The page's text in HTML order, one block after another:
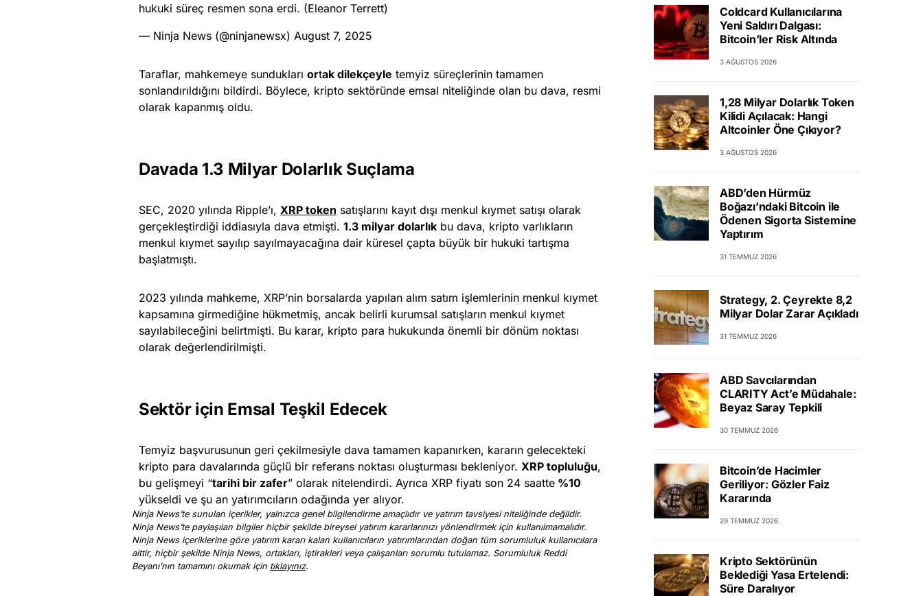
hukuki süreç resmen sona erdi. (Eleanor Terrett)
— Ninja News (@ninjanewsx) August 7, 2025
Taraflar, mahkemeye sundukları ortak dilekçeyle temyiz süreçlerinin tamamen
sonlandırıldığını bildirdi. Böylece, kripto sektöründe emsal niteliğinde olan bu dava, resmi
olarak kapanmış oldu.
Davada 1.3 Milyar Dolarlık Suçlama
SEC, 2020 yılında Ripple’ı, XRP token satışlarını kayıt dışı menkul kıymet satışı olarak
gerçekleştirdiği iddiasıyla dava etmişti. 1.3 milyar dolarlık bu dava, kripto varlıkların
menkul kıymet sayılıp sayılmayacağına dair küresel çapta büyük bir hukuki tartışma
başlatmıştı.
2023 yılında mahkeme, XRP’nin borsalarda yapılan alım satım işlemlerinin menkul kıymet
kapsamına girmediğine hükmetmiş, ancak belirli kurumsal satışların menkul kıymet
sayılabileceğini belirtmişti. Bu karar, kripto para hukukunda önemli bir dönüm noktası
olarak değerlendirilmişti.
Sektör için Emsal Teşkil Edecek
Temyiz başvurusunun geri çekilmesiyle dava tamamen kapanırken, kararın gelecekteki
kripto para davalarında güçlü bir referans noktası oluşturması bekleniyor. XRP topluluğu,
bu gelişmeyi “tarihi bir zafer” olarak nitelendirdi. Ayrıca XRP fiyatı son 24 saatte %10
yükseldi ve şu an yatırımcıların odağında yer alıyor.
Ninja News’te sunulan içerikler, yalnızca genel bilgilendirme amaçlıdır ve yatırım tavsiyesi niteliğinde değildir.
Ninja News’te paylaşılan bilgiler hiçbir şekilde bireysel yatırım kararlarınızı yönlendirmek için kullanılmamalıdır.
Ninja News içeriklerine göre yatırım kararı kalan kullanıcıların yatırımlarından doğan tüm sorumluluk kullanıcılara
aittir, hiçbir şekilde Ninja News, ortakları, iştirakleri veya çalışanları sorumlu tutulamaz. Sorumluluk Reddi
Beyanı’nın tamamını okumak için tıklayınız.
Coldcard Kullanıcılarına
Yeni Saldırı Dalgası:
Bitcoin’ler Risk Altında
3 AĞUSTOS 2026
1,28 Milyar Dolarlık Token
Kilidi Açılacak: Hangi
Altcoinler Öne Çıkıyor?
3 AĞUSTOS 2026
ABD’den Hürmüz
Boğazı’ndaki Bitcoin ile
Ödenen Sigorta Sistemine
Yaptırım
31 TEMMUZ 2026
Strategy, 2. Çeyrekte 8,2
Milyar Dolar Zarar Açıkladı
31 TEMMUZ 2026
ABD Savcılarından
CLARITY Act’e Müdahale:
Beyaz Saray Tepkili
30 TEMMUZ 2026
Bitcoin’de Hacimler
Geriliyor: Gözler Faiz
Kararında
29 TEMMUZ 2026
Kripto Sektörünün
Beklediği Yasa Ertelendi:
Süre Daralıyor